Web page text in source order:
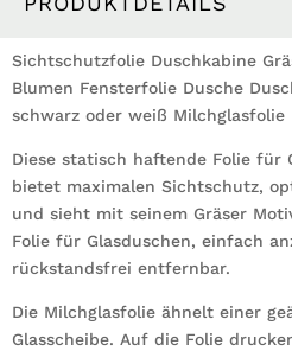
Duschglastür
Duschwand
schwarz
weiß
Milchglasfolie
Menge
Sichtschutzfolie Duschkabine
Blumen Fensterfolie Dusche
schwarz oder weiß Milchglasfolie
Diese statisch haftende Folie für
bietet maximalen Sichtschutz,
und sieht mit seinem Gräser
Folie für Glasduschen, einfach
rückstandsfrei entfernbar.
Die Milchglasfolie ähnelt einer
Glasscheibe. Auf die Folie